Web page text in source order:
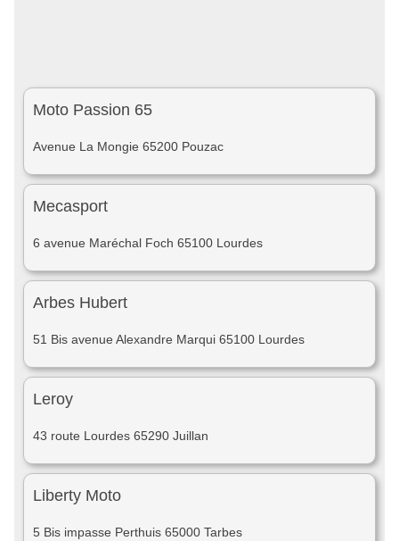
Moto Passion 65
Avenue La Mongie 65200 Pouzac
Mecasport
6 avenue Maréchal Foch 65100 Lourdes
Arbes Hubert
51 Bis avenue Alexandre Marqui 65100 Lourdes
Leroy
43 route Lourdes 65290 Juillan
Liberty Moto
5 Bis impasse Perthuis 65000 Tarbes